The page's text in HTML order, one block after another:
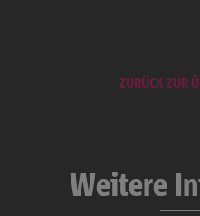
ZURÜCK ZUR
Weitere